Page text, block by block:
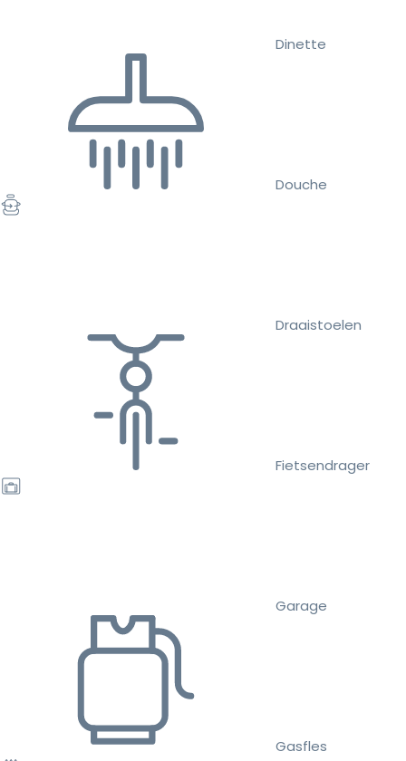
Dinette
Douche
Draaistoelen
Fietsendrager
Garage
Gasfles